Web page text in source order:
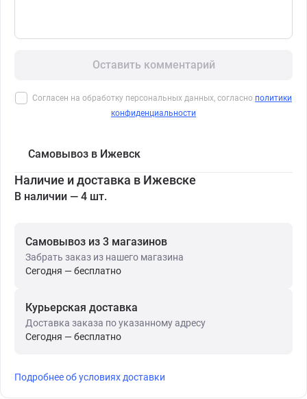
Оставить комментарий
Согласен на обработку персональных данных, согласно политики
конфиденциальности
Самовывоз в Ижевск
Наличие и доставка в Ижевске
В наличии — 4 шт.
Самовывоз из 3 магазинов
Забрать заказ из нашего магазина
Сегодня — бесплатно
Курьерская доставка
Доставка заказа по указанному адресу
Сегодня — бесплатно
Подробнее об условиях доставки